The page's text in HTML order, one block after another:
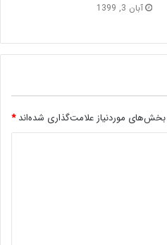
آبان 3, 1399
بخش‌های موردنیاز علامت‌گذاری شده‌اند*